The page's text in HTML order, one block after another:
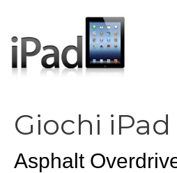
contenuto
Giochi iPad
Asphalt